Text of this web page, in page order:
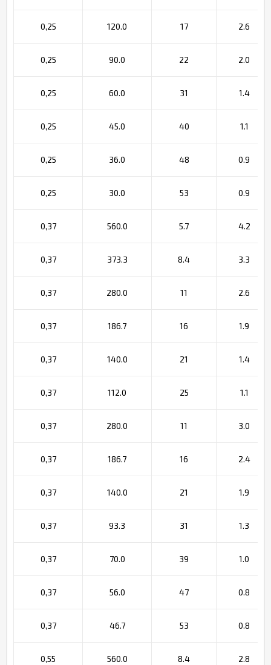
0,25 120.0 17 2.6
0,25 90.0 22 2.0
0,25 60.0 31 1.4
0,25 45.0 40 1.1
0,25 36.0 48 0.9
0,25 30.0 53 0.9
0,37 560.0 5.7 4.2
0,37 373.3 8.4 3.3
0,37 280.0 11 2.6
0,37 186.7 16 1.9
0,37 140.0 21 1.4
0,37 112.0 25 1.1
0,37 280.0 11 3.0
0,37 186.7 16 2.4
0,37 140.0 21 1.9
0,37 93.3 31 1.3
0,37 70.0 39 1.0
0,37 56.0 47 0.8
0,37 46.7 53 0.8
0,55 560.0 8.4 2.8